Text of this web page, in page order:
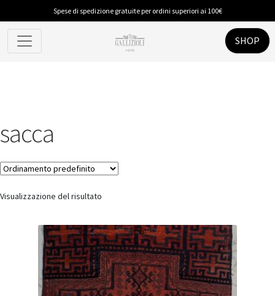
Spese di spedizione gratuite per ordini superiori ai 100€
SHOP
sacca
Visualizzazione del risultato